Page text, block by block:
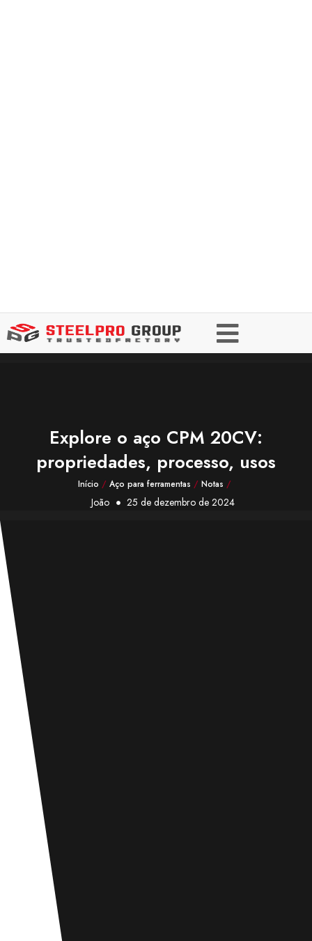
Explore o aço CPM 20CV:
propriedades, processo, usos
Início / Aço para ferramentas / Notas /
João 25 de dezembro de 2024